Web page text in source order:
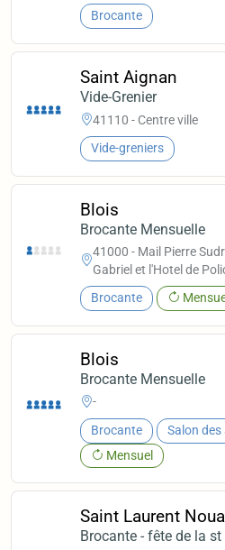
Brocante
Saint Aignan
Vide-Grenier
41110 - Centre ville
Vide-greniers
Blois
Brocante Mensuelle
41000 - Mail Pierre
Gabriel et l'Hotel de
Brocante
Blois
Brocante Mensuelle
-
Brocante
Salon
Mensuel
Saint Laurent
Brocante - fête de la